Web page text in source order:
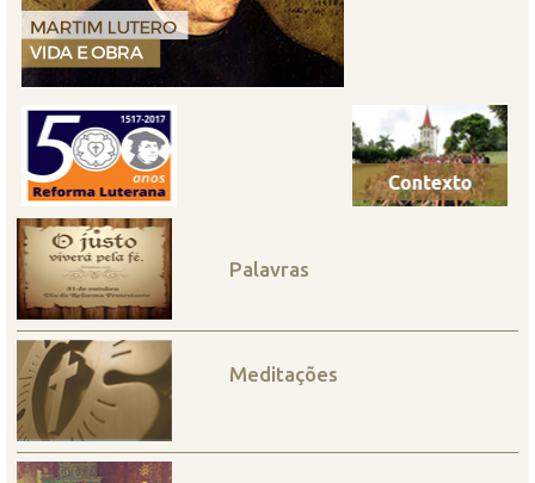
Palavras
Meditações